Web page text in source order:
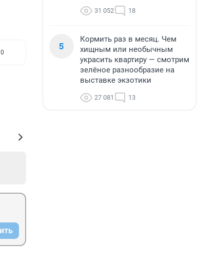
0
31 052 18
5
Кормить раз в месяц. Чем
хищным или необычным
украсить квартиру — смотрим
зелёное разнообразие на
выставке экзотики
27 081 13